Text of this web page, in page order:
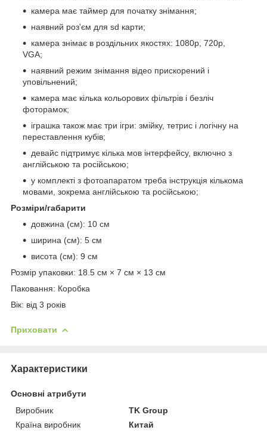
камера має таймер для початку знімання;
наявний роз'єм для sd карти;
камера знімає в роздільних якостях: 1080р, 720р,
VGA;
наявний режим знімання відео прискорений і
уповільнений;
камера має кілька кольорових фільтрів і безліч
фоторамок;
іграшка також має три ігри: змійку, тетрис і логічну на
переставлення кубів;
девайс підтримує кілька мов інтерфейсу, включно з
англійською та російською;
у комплекті з фотоапаратом треба інструкція кількома
мовами, зокрема англійською та російською;
Розміри/габарити
довжина (см): 10 см
ширина (см): 5 см
висота (см): 9 см
Розмір упаковки: 18.5 см × 7 см × 13 см
Паковання: Коробка
Вік: від 3 років
Приховати
Характеристики
Основні атрибути
Виробник
TK Group
Країна виробник
Китай